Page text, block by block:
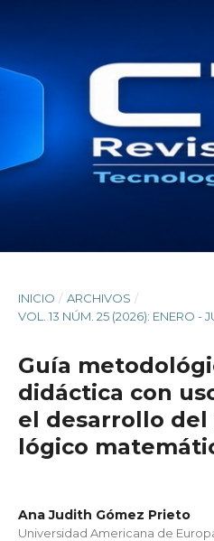
INICIO / ARCHIVOS /
VOL. 13 NÚM. 25 (2026): ENERO -
Guía
didáctica con
el desarrollo
lógico
Ana Judith Gómez Prieto
Universidad Americana de